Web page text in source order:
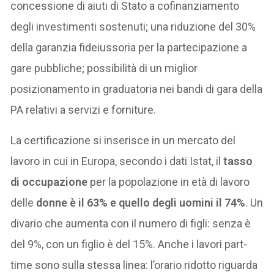
concessione di aiuti di Stato a cofinanziamento
degli investimenti sostenuti; una riduzione del 30%
della garanzia fideiussoria per la partecipazione a
gare pubbliche; possibilità di un miglior
posizionamento in graduatoria nei bandi di gara della
PA relativi a servizi e forniture.
La certificazione si inserisce in un mercato del
lavoro in cui in Europa, secondo i dati Istat, iltasso
di occupazione per la popolazione in età di lavoro
delle donne è il 63% e quello degli uomini il 74%. Un
divario che aumenta con il numero di figli: senza è
del 9%, con un figlio è del 15%. Anche i lavori part-
time sono sulla stessa linea: l’orario ridotto riguarda